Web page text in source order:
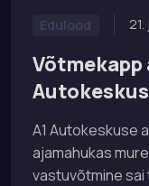
Edulood
Võtmekapp
A1 Autokeskuse
ajamahukas
vastuvõtmine sai